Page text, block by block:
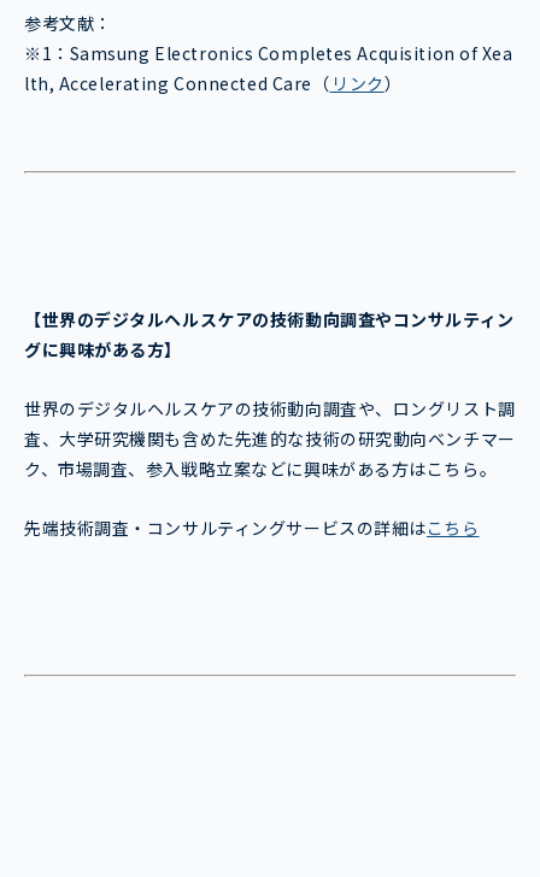
参考文献：
※1：Samsung Electronics Completes Acquisition of Xea
lth, Accelerating Connected Care（ リンク）
【世界のデジタルヘルスケアの技術動向調査やコンサルティン
グに興味がある方】
世界のデジタルヘルスケアの技術動向調査や、ロングリスト調
査、大学研究機関も含めた先進的な技術の研究動向ベンチマー
ク、市場調査、参入戦略立案などに興味がある方はこちら。
先端技術調査・コンサルティングサービスの詳細はこちら